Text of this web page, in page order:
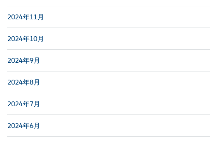
2024年11月
2024年10月
2024年9月
2024年8月
2024年7月
2024年6月